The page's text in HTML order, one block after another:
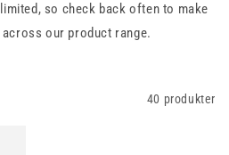
so check back often to make
our product range.
40 produkter